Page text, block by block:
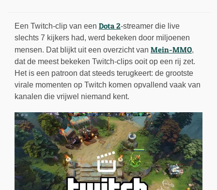
Een Twitch-clip van een Dota 2-streamer die live
slechts 7 kijkers had, werd bekeken door miljoenen
mensen. Dat blijkt uit een overzicht van Mein-MMO,
dat de meest bekeken Twitch-clips ooit op een rij zet.
Het is een patroon dat steeds terugkeert: de grootste
virale momenten op Twitch komen opvallend vaak van
kanalen die vrijwel niemand kent.